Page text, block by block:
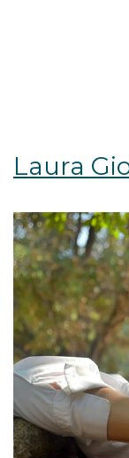
Laura